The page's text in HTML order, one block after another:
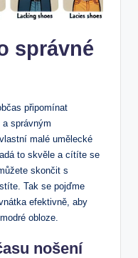
správné
připomínat
a správným
malé umělecké
to skvěle a cítíte se
skončit s
Tak se pojďme
efektivně, aby
obloze.
nošení